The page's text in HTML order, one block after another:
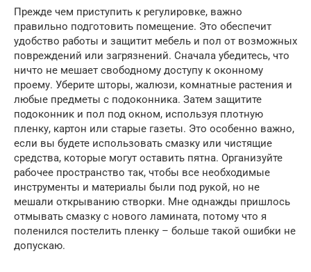
Прежде чем приступить к регулировке, важно
правильно подготовить помещение. Это обеспечит
удобство работы и защитит мебель и пол от возможных
повреждений или загрязнений. Сначала убедитесь, что
ничто не мешает свободному доступу к оконному
проему. Уберите шторы, жалюзи, комнатные растения и
любые предметы с подоконника. Затем защитите
подоконник и пол под окном, используя плотную
пленку, картон или старые газеты. Это особенно важно,
если вы будете использовать смазку или чистящие
средства, которые могут оставить пятна. Организуйте
рабочее пространство так, чтобы все необходимые
инструменты и материалы были под рукой, но не
мешали открыванию створки. Мне однажды пришлось
отмывать смазку с нового ламината, потому что я
поленился постелить пленку – больше такой ошибки не
допускаю.